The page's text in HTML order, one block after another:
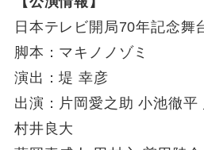
日本テレビ開局70年記念舞
脚本：マキノノゾミ
演出：堤 幸彦
出演：片岡愛之助 小池徹
村井良大